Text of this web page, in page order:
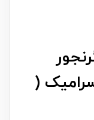
سرامیک (